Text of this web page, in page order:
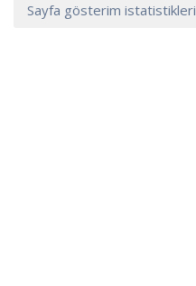
Sayfa gösterim istatistikleri